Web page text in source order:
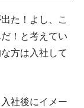
た！よし、こ
！と考えてい
方は入社して
社後にイメー